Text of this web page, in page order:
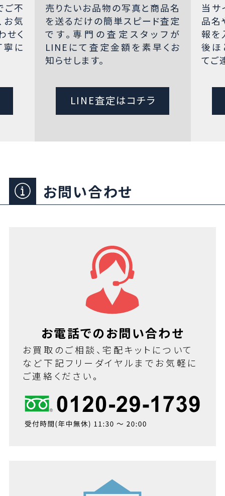
ご不
お気
せく
寧に
売りたいお品物の写真と商品名
を送るだけの簡単スピード査定
です。専門の査定スタッフが
LINEにて査定金額を素早くお
知らせします。
LINE査定はコチラ
当サ
品名
報を
後ほ
てご
お問い合わせ
お電話でのお問い合わせ
お買取のご相談、宅配キットについて
など下記フリーダイヤルまでお気軽に
ご連絡ください。